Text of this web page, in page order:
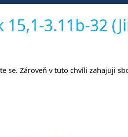
15,1-3.11b-32
se. Zároveň v tuto chvíli zahajuji